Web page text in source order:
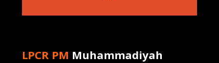
LPCR PM Muhammadiyah